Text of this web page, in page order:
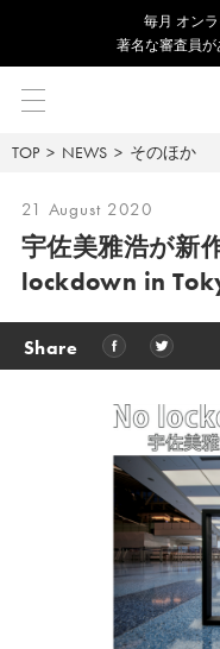
毎⽉ オン
著名な審査員
TOP NEWS そのほか
21 August 2020
宇佐美雅浩が新
lockdown in
Share